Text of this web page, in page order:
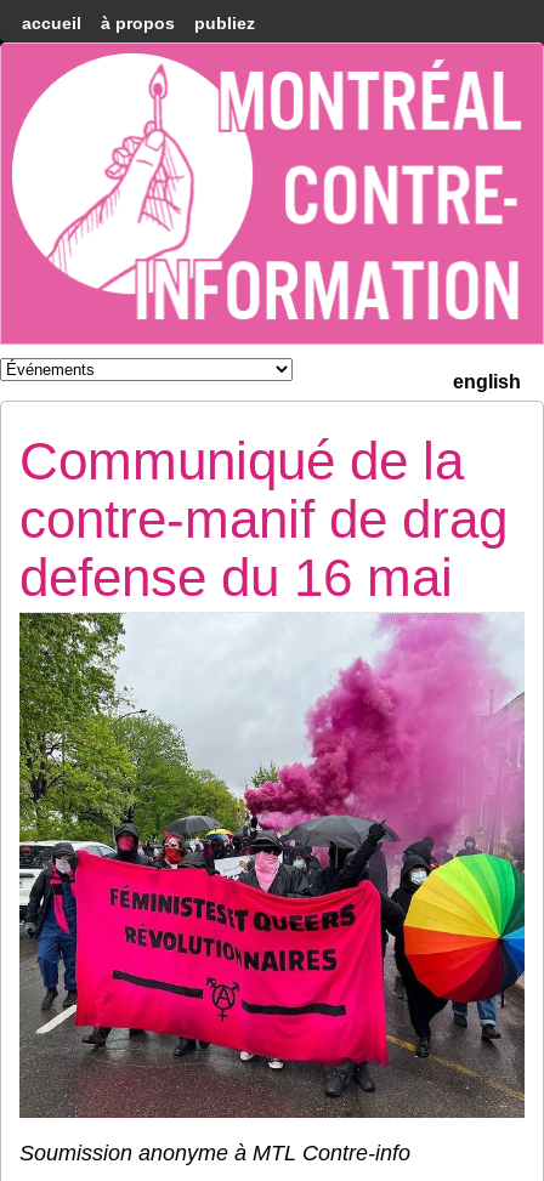
accueil à propos publiez
Montréal
Counter-
information
english
Communiqué de la
contre-manif de drag
defense du 16 mai
Soumission anonyme à MTL Contre-info